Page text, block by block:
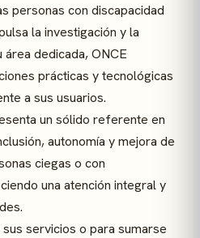
personas con discapacidad
la investigación y la
dedicada, ONCE
prácticas y tecnológicas
a sus usuarios.
un sólido referente en
autonomía y mejora de
ciegas o con
una atención integral y
servicios o para sumarse